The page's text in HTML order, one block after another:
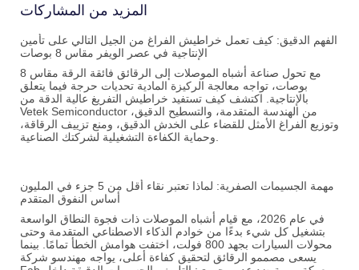
المزيد من المشاركات
الفهم الدقيق: كيف تعمل خراطيش الفراغ من الجيل التالي على تأمين
الإنتاجية في عصر الويفر مقاس 8 بوصات
مع تحول صناعة أشباه الموصلات إلى الرقائق فائقة الرقة مقاس 8
بوصات، تواجه معالجة الركيزة المادية تحديات حرجة فيما يتعلق
بالإنتاجية. اكتشف كيف تستفيد خراطيش التفريغ عالية الدقة من
Vetek Semiconductor من الهندسة المتقدمة، والتسطيح الدقيق،
وتوزيع الفراغ الأمثل للقضاء على الخدش الدقيق، ومنع تزييف الرقاقة،
وحماية الكفاءة التشغيلية لشركتك الصناعية.
مهمة الجسيمات الصفرية: لماذا تعتبر نقاء أقل من 5 جزء في المليون
أساس النفوق المتقدم
في عام 2026، مع قيام أشباه الموصلات ذات فجوة النطاق الواسعة
بتشغيل كل شيء بدءًا من خوادم الذكاء الاصطناعي المتقدمة وحتى
محولات السيارات بجهد 800 فولت، اختفت هوامش الخطأ تمامًا. بينما
يسعى مصممو الرقائق لتحقيق كفاءة أعلى، يواجه مهندسو شركة